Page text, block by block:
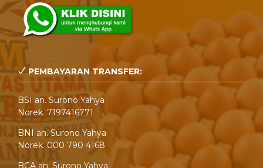
PEMBAYARAN TRANSFER:
BSI an. Surono Yahya
Norek. 7197416771
BNI an. Surono Yahya
Norek. 000 790 4168
BCA an. Surono Yahya